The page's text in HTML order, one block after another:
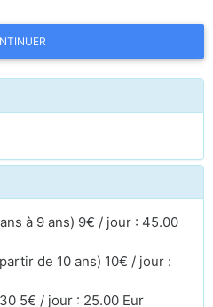
à 9 ans) 9€ / jour : 45.00
de 10 ans) 10€ / jour :
5€ / jour : 25.00 Eur